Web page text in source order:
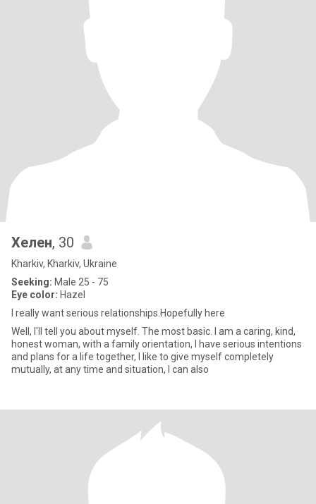
Хелен, 30
Kharkiv, Kharkiv, Ukraine
Seeking: Male 25 - 75
Eye color: Hazel
I really want serious relationships.Hopefully here
Well, I'll tell you about myself. The most basic. I am a caring, kind,
honest woman, with a family orientation, I have serious intentions
and plans for a life together, I like to give myself completely
mutually, at any time and situation, I can also